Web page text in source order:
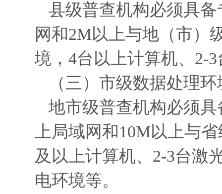
县级普查机构必须具
网和2M以上与地（市）
境，4台以上计算机、2-
（三）市级数据处理
地市级普查机构必须
上局域网和10M以上与
及以上计算机、2-3台激
电环境等。